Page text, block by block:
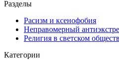
Разделы
Расизм и ксенофобия
Неправомерный
Религия в светском
Категории